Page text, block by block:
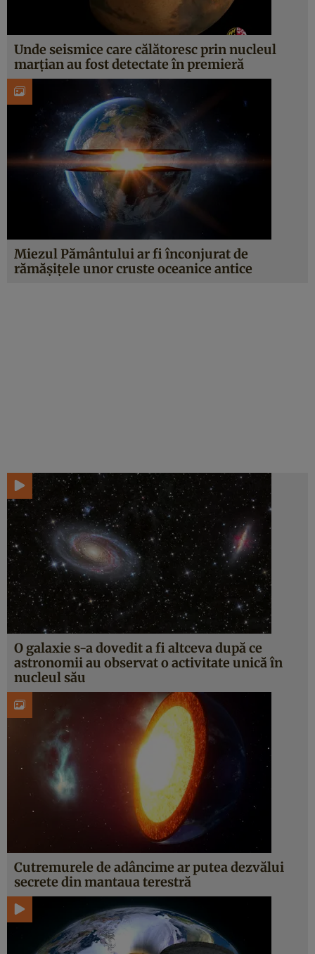
Unde seismice care călătoresc prin nucleul
marțian au fost detectate în premieră
Miezul Pământului ar fi înconjurat de
rămășițele unor cruste oceanice antice
O galaxie s-a dovedit a fi altceva după ce
astronomii au observat o activitate unică în
nucleul său
Cutremurele de adâncime ar putea dezvălui
secrete din mantaua terestră